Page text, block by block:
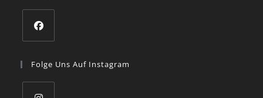
in
new
Folge Uns Auf Instagram